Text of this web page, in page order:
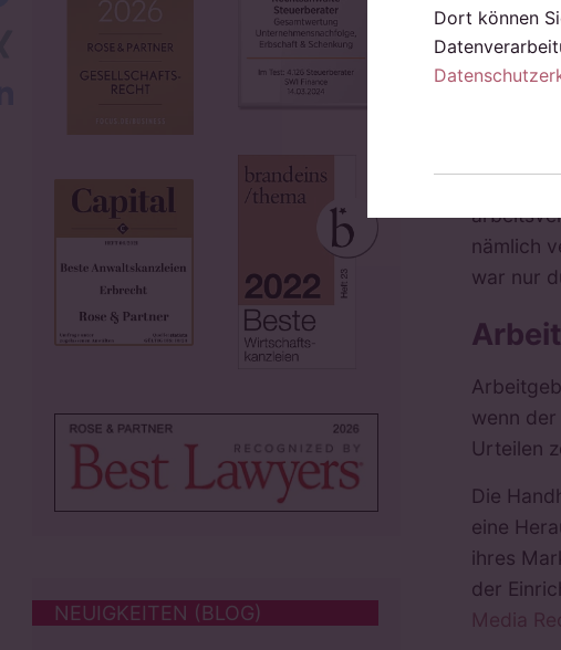
gehört in
Im Fall
löschte
nämlich
war nur
wenn
Urteilen
Die
eine
ihres
der
Media
NEUIGKEITEN (BLOG)
LinkedIn
Dort können